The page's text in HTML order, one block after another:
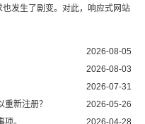
也发生了剧变。对此，响应式网站
2026-08-05
2026-08-03
2026-07-31
2026-05-26
新注册？
2026-04-28
。